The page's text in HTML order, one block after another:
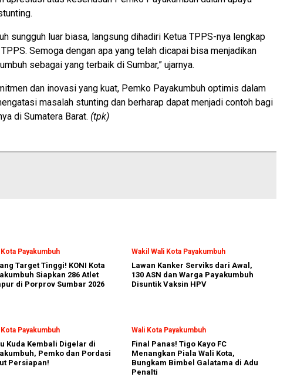
sungguh luar biasa, langsung dihadiri Ketua TPPS-nya lengkap
Semoga dengan apa yang telah dicapai bisa menjadikan
sebagai yang terbaik di Sumbar,” ujarnya.
dan inovasi yang kuat, Pemko Payakumbuh optimis dalam
masalah stunting dan berharap dapat menjadi contoh bagi
di Sumatera Barat. (tpk)
Payakumbuh
Target Tinggi! KONI Kota
Siapkan 286 Atlet
di Porprov Sumbar 2026
Wakil Wali Kota Payakumbuh
Lawan Kanker Serviks dari Awal,
130 ASN dan Warga Payakumbuh
Disuntik Vaksin HPV
Payakumbuh
Kuda Kembali Digelar di
Pemko dan Pordasi
Persiapan!
Wali Kota Payakumbuh
Final Panas! Tigo Kayo FC
Menangkan Piala Wali Kota,
Bungkam Bimbel Galatama di Adu
Penalti